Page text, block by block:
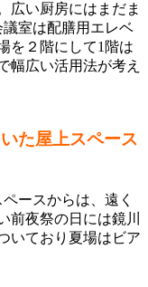
広い厨房にはまだま
室は配膳用エレベ
を２階にして1階は
幅広い活用法が考え
た屋上スペース
ースからは、遠く
前夜祭の日には鏡川
いており夏場はビア